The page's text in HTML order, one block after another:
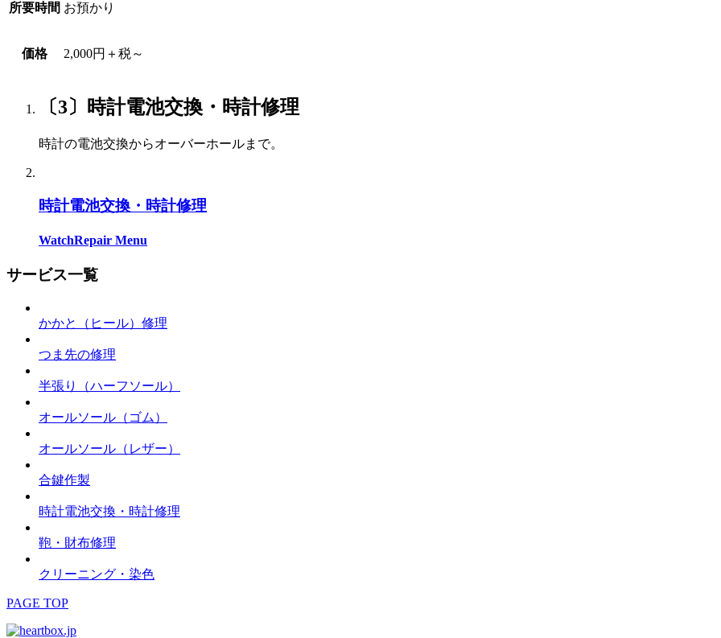
所要時間 お預かり
価格 2,000円＋税～
〔3〕時計電池交換・時計修理
時計の電池交換からオーバーホールまで。
時計電池交換・時計修理
WatchRepair Menu
サービス一覧
かかと（ヒール）修理
つま先の修理
半張り（ハーフソール）
オールソール（ゴム）
オールソール（レザー）
合鍵作製
時計電池交換・時計修理
鞄・財布修理
クリーニング・染色
PAGE TOP